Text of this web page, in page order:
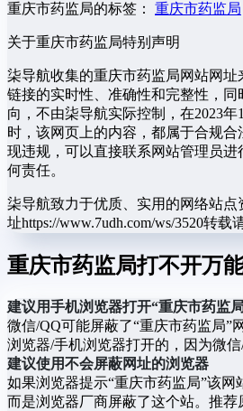
重庆市药监局的标签： 重庆市药监局
关于重庆市药监局特别声明
柒导航收集的重庆市药监局网站网
链接的实时性、准确性和完整性，
向，不由柒导航实际控制，在2023年
时，该网页上的内容，都属于合规合
现违规，可以直接联系网站管理员
何责任。
柒导航致力于优质、实用的网络站点
址https://www.7udh.com/ws/3520转载
重庆市药监局打不开万
建议用手机浏览器打开“重庆市药监
微信/QQ可能屏蔽了“重庆市药监局”
浏览器/手机浏览器打开的，因为微信
建议使用不会屏蔽网址的浏览器
如果浏览器提示“重庆市药监局”该网
而是浏览器厂商屏蔽了这个站。推荐